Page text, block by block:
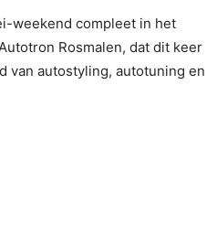
weekend compleet in het
Rosmalen, dat dit keer
van autostyling, autotuning en